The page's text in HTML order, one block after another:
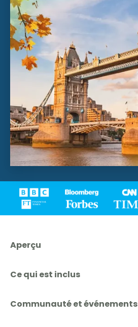
Aperçu
Ce qui est inclus
Communauté et événements